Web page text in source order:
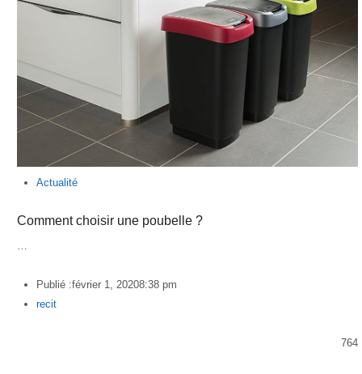
Actualité
Comment choisir une poubelle ?
…
Publié :février 1, 20208:38 pm
Author
recit
764